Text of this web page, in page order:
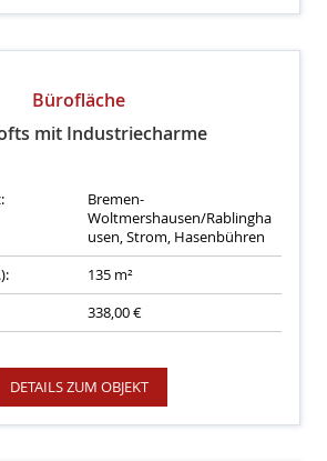
Bürofläche
mit Industriecharme
Bremen-
Woltmershausen/Rablingha
usen, Strom, Hasenbühren
135 m²
338,00 €
DETAILS ZUM OBJEKT